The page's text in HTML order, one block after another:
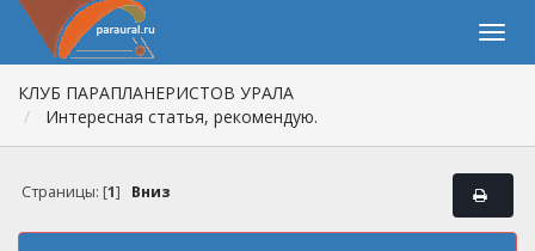
КЛУБ ПАРАПЛАНЕРИСТОВ УРАЛА
Интересная статья, рекомендую.
Страницы: [1] Вниз